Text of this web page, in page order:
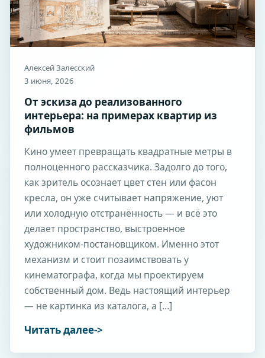
Алексей Залесский
3 июня, 2026
От эскиза до реализованного
интерьера: на примерах квартир из
фильмов
Кино умеет превращать квадратные метры в
полноценного рассказчика. Задолго до того,
как зритель осознает цвет стен или фасон
кресла, он уже считывает напряжение, уют
или холодную отстранённость — и всё это
делает пространство, выстроенное
художником-постановщиком. Именно этот
механизм и стоит позаимствовать у
кинематографа, когда мы проектируем
собственный дом. Ведь настоящий интерьер
— не картинка из каталога, а […]
Читать далее